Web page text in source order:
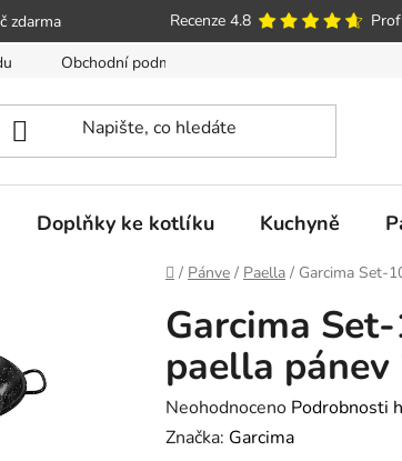
zdarma Recenze 4.8
Obchodní podmínky Poučení o právu
Doplňky ke kotlíku Kuchyně
Domů
/ Pánve / Paella / Garcima Set-
Garcima
paella pánev
Průměrné
hodnocení
Neohodnoceno Podrobnosti
Značka: Garcima